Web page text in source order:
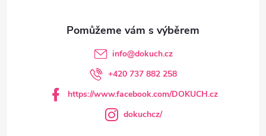
info@dokuch.cz
+420 737 882 258
https://www.facebook.com/DOKUCH.cz
dokuchcz/